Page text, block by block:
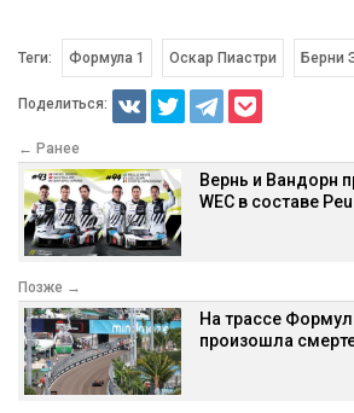
Теги: Формула 1 Оскар Пиастри Берни
Поделиться:
← Ранее
Вернь и Вандорн
WEC в составе
Позже →
На трассе
произошла